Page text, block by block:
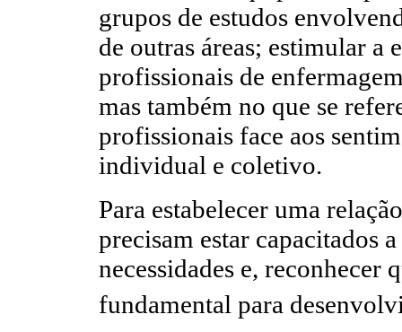
grupos de estudos
de outras áreas; estimular a
profissionais de
mas também no que se
profissionais face aos
individual e coletivo.
Para estabelecer uma
precisam estar capacitados
necessidades e, reconhecer
fundamental para